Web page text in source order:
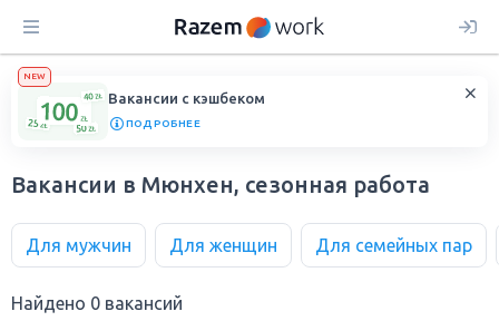
NEW
Вакансии с кэшбеком
ПОДРОБНЕЕ
Вакансии в Мюнхен, сезонная работа
Для мужчин Для женщин Для семейных пар
Найдено 0 вакансий